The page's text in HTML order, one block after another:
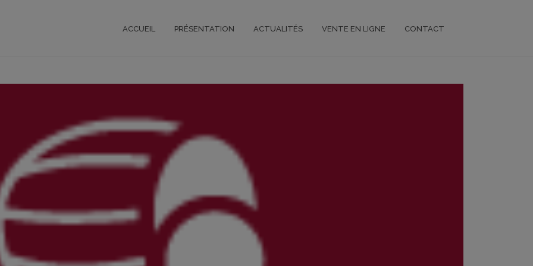
ACCUEIL PRÉSENTATION ACTUALITÉS VENTE EN LIGNE CONTACT